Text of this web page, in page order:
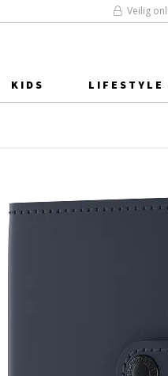
Veilig
KIDS LIFESTYLE